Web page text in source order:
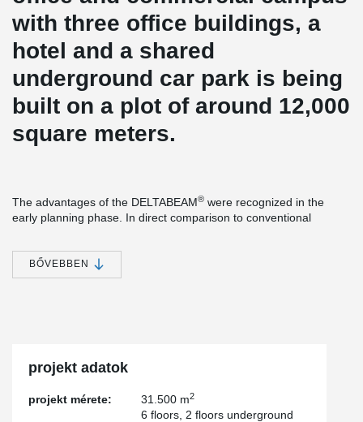
with three office buildings, a
hotel and a shared
underground car park is being
built on a plot of around 12,000
square meters.
The advantages of the DELTABEAM® were recognized in the
early planning phase. In direct comparison to conventional
reduced. Less construction height means less volume heating
and cooling. Certainly also a factor that played a role in the
certification according to DGNB Gold.
starboard construction, the high load-bearing capacities of our
300 parking spaces and e-charging stations are planned in the
BŐVEBBEN
projekt adatok
projekt mérete: 31.500 m2
6 floors, 2 floors underground